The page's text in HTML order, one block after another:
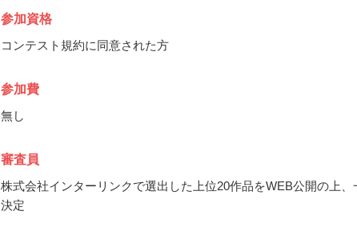
参加資格
コンテスト規約に同意された方
参加費
無し
審査員
株式会社インターリンクで選出した上位20作品をWEB公開の上、
決定